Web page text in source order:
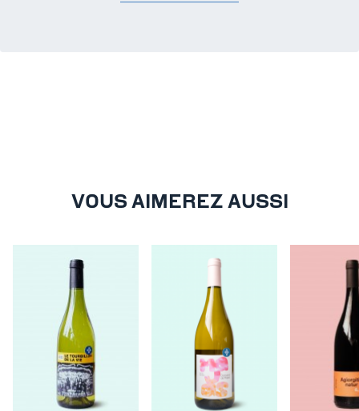
VOUS AIMEREZ AUSSI